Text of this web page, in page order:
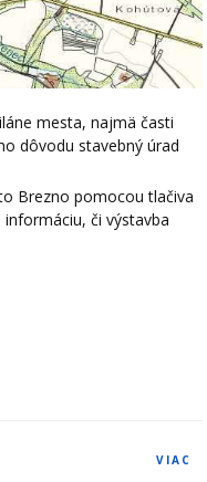
mesta, najmä časti
dôvodu stavebný úrad
Brezno pomocou tlačiva
informáciu, či výstavba
VIAC